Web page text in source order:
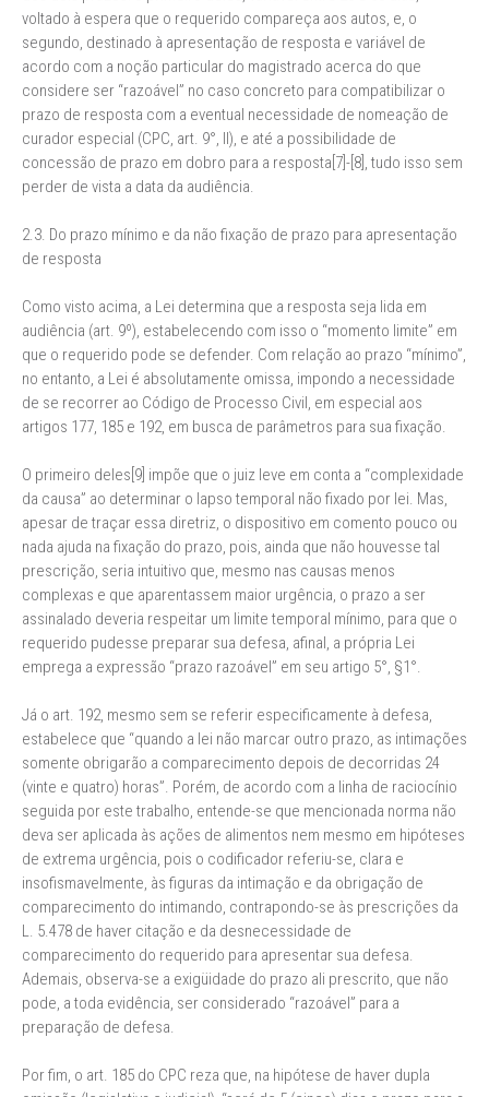
voltado à espera que o requerido compareça aos autos, e, o
segundo, destinado à apresentação de resposta e variável de
acordo com a noção particular do magistrado acerca do que
considere ser “razoável” no caso concreto para compatibilizar o
prazo de resposta com a eventual necessidade de nomeação de
curador especial (CPC, art. 9°, II), e até a possibilidade de
concessão de prazo em dobro para a resposta[7]-[8], tudo isso sem
perder de vista a data da audiência.
2.3. Do prazo mínimo e da não fixação de prazo para apresentação
de resposta
Como visto acima, a Lei determina que a resposta seja lida em
audiência (art. 9º), estabelecendo com isso o “momento limite” em
que o requerido pode se defender. Com relação ao prazo “mínimo”,
no entanto, a Lei é absolutamente omissa, impondo a necessidade
de se recorrer ao Código de Processo Civil, em especial aos
artigos 177, 185 e 192, em busca de parâmetros para sua fixação.
O primeiro deles[9] impõe que o juiz leve em conta a “complexidade
da causa” ao determinar o lapso temporal não fixado por lei. Mas,
apesar de traçar essa diretriz, o dispositivo em comento pouco ou
nada ajuda na fixação do prazo, pois, ainda que não houvesse tal
prescrição, seria intuitivo que, mesmo nas causas menos
complexas e que aparentassem maior urgência, o prazo a ser
assinalado deveria respeitar um limite temporal mínimo, para que o
requerido pudesse preparar sua defesa, afinal, a própria Lei
emprega a expressão “prazo razoável” em seu artigo 5°, §1°.
Já o art. 192, mesmo sem se referir especificamente à defesa,
estabelece que “quando a lei não marcar outro prazo, as intimações
somente obrigarão a comparecimento depois de decorridas 24
(vinte e quatro) horas”. Porém, de acordo com a linha de raciocínio
seguida por este trabalho, entende-se que mencionada norma não
deva ser aplicada às ações de alimentos nem mesmo em hipóteses
de extrema urgência, pois o codificador referiu-se, clara e
insofismavelmente, às figuras da intimação e da obrigação de
comparecimento do intimando, contrapondo-se às prescrições da
L. 5.478 de haver citação e da desnecessidade de
comparecimento do requerido para apresentar sua defesa.
Ademais, observa-se a exigüidade do prazo ali prescrito, que não
pode, a toda evidência, ser considerado “razoável” para a
preparação de defesa.
Por fim, o art. 185 do CPC reza que, na hipótese de haver dupla